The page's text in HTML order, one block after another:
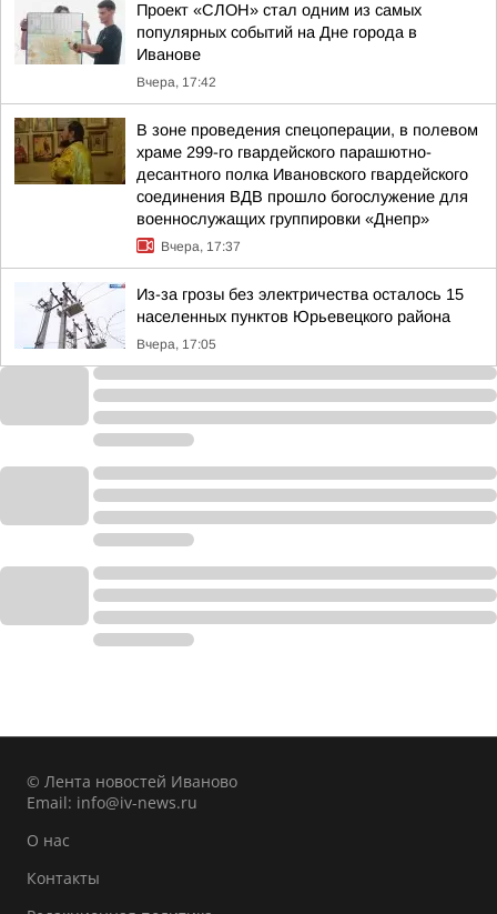
Проект «СЛОН» стал одним из самых
популярных событий на Дне города в
Иванове
Вчера, 17:42
В зоне проведения спецоперации, в полевом
храме 299-го гвардейского парашютно-
десантного полка Ивановского гвардейского
соединения ВДВ прошло богослужение для
военнослужащих группировки «Днепр»
Вчера, 17:37
Из-за грозы без электричества осталось 15
населенных пунктов Юрьевецкого района
Вчера, 17:05
© Лента новостей Иваново
Email: info@iv-news.ru
О нас
Контакты